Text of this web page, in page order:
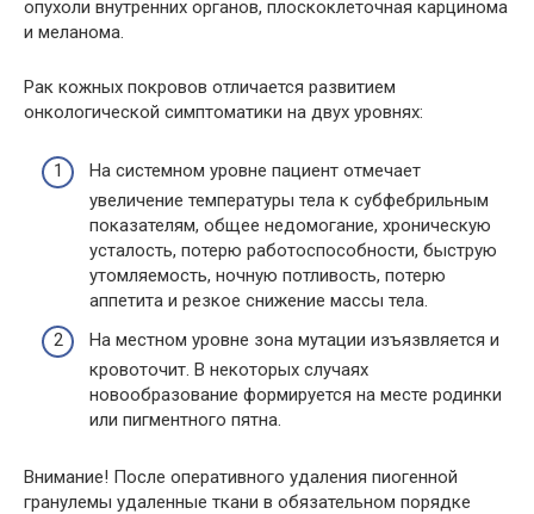
опухоли внутренних органов, плоскоклеточная карцинома
и меланома.
Рак кожных покровов отличается развитием
онкологической симптоматики на двух уровнях:
На системном уровне пациент отмечает
увеличение температуры тела к субфебрильным
показателям, общее недомогание, хроническую
усталость, потерю работоспособности, быструю
утомляемость, ночную потливость, потерю
аппетита и резкое снижение массы тела.
На местном уровне зона мутации изъязвляется и
кровоточит. В некоторых случаях
новообразование формируется на месте родинки
или пигментного пятна.
Внимание! После оперативного удаления пиогенной
гранулемы удаленные ткани в обязательном порядке